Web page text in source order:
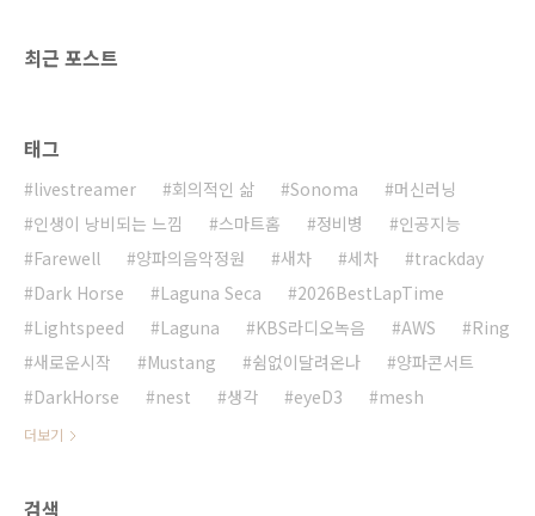
최근 포스트
태그
livestreamer 회의적인 삶 Sonoma
머신러닝
인생이 낭비되는 느낌
스마트홈 정비병
인공지능
Farewell
양파의음악정원 새차 세차
trackday
Dark Horse
Laguna Seca
2026BestLapTime
Lightspeed
Laguna KBS라디오녹음 AWS
Ring
새로운시작
Mustang 쉼없이달려온나
양파콘서트
DarkHorse
nest 생각 eyeD3 mesh
더보기
검색